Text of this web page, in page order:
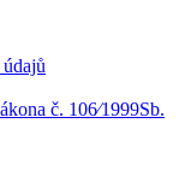
č. 106⁄1999Sb.